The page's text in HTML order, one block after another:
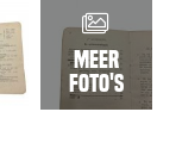
Meer
foto's